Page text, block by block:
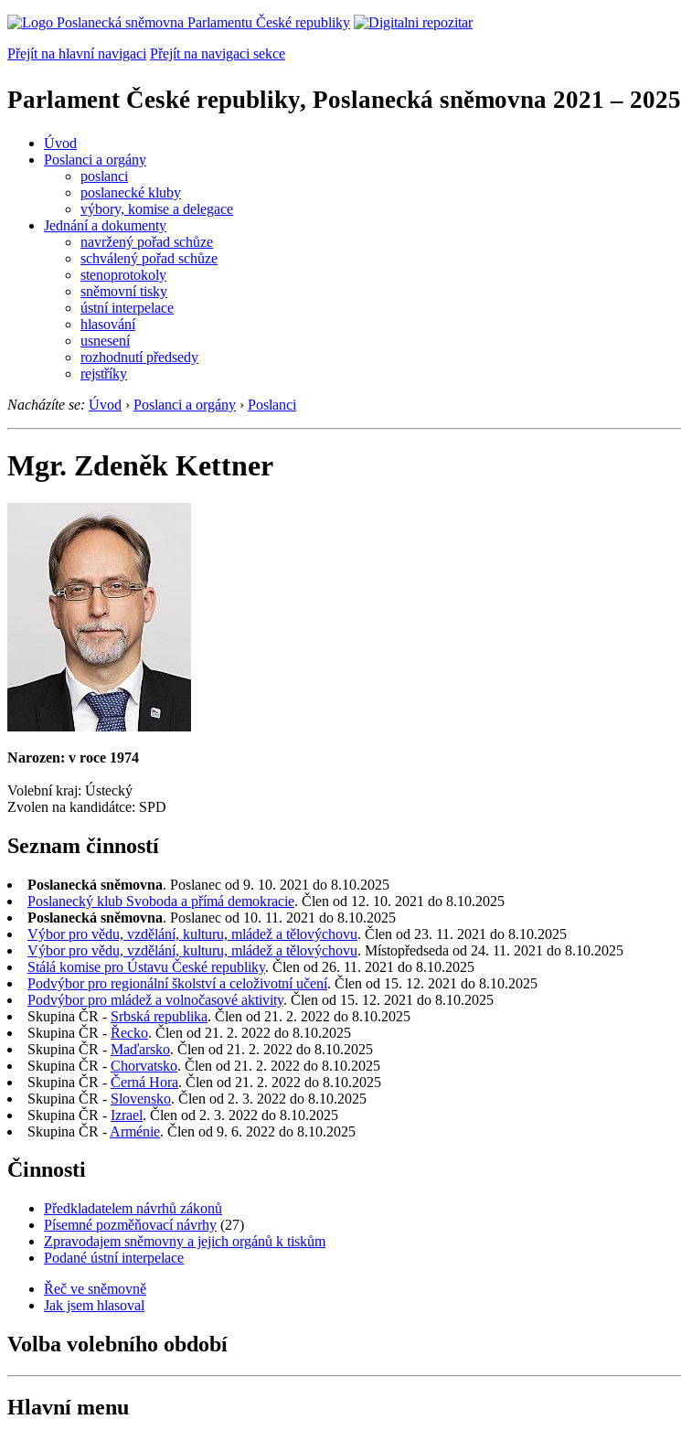
Přejít na hlavní navigaci Přejít na navigaci sekce
Parlament České republiky, Poslanecká sněmovna 2021 – 2025
Úvod
Poslanci a orgány
poslanci
poslanecké kluby
výbory, komise a delegace
Jednání a dokumenty
navržený pořad schůze
schválený pořad schůze
stenoprotokoly
sněmovní tisky
ústní interpelace
hlasování
usnesení
rozhodnutí předsedy
rejstříky
Nacházíte se: Úvod › Poslanci a orgány › Poslanci
Mgr. Zdeněk Kettner
Narozen: v roce 1974
Volební kraj: Ústecký
Zvolen na kandidátce: SPD
Seznam činností
Poslanecká sněmovna. Poslanec od 9. 10. 2021 do 8.10.2025
Poslanecký klub Svoboda a přímá demokracie. Člen od 12. 10. 2021 do 8.10.2025
Poslanecká sněmovna. Poslanec od 10. 11. 2021 do 8.10.2025
Výbor pro vědu, vzdělání, kulturu, mládež a tělovýchovu. Člen od 23. 11. 2021 do 8.10.2025
Výbor pro vědu, vzdělání, kulturu, mládež a tělovýchovu. Místopředseda od 24. 11. 2021 do 8.10.2025
Stálá komise pro Ústavu České republiky. Člen od 26. 11. 2021 do 8.10.2025
Podvýbor pro regionální školství a celoživotní učení. Člen od 15. 12. 2021 do 8.10.2025
Podvýbor pro mládež a volnočasové aktivity. Člen od 15. 12. 2021 do 8.10.2025
Skupina ČR - Srbská republika. Člen od 21. 2. 2022 do 8.10.2025
Skupina ČR - Řecko. Člen od 21. 2. 2022 do 8.10.2025
Skupina ČR - Maďarsko. Člen od 21. 2. 2022 do 8.10.2025
Skupina ČR - Chorvatsko. Člen od 21. 2. 2022 do 8.10.2025
Skupina ČR - Černá Hora. Člen od 21. 2. 2022 do 8.10.2025
Skupina ČR - Slovensko. Člen od 2. 3. 2022 do 8.10.2025
Skupina ČR - Izrael. Člen od 2. 3. 2022 do 8.10.2025
Skupina ČR - Arménie. Člen od 9. 6. 2022 do 8.10.2025
Činnosti
Předkladatelem návrhů zákonů
Písemné pozměňovací návrhy (27)
Zpravodajem sněmovny a jejich orgánů k tiskům
Podané ústní interpelace
Řeč ve sněmovně
Jak jsem hlasoval
Volba volebního období
Hlavní menu